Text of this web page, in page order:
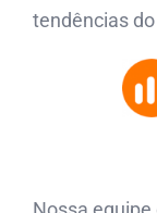
tendências